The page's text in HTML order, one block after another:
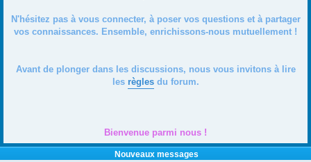
N'hésitez pas à vous connecter, à poser vos questions et à partager
vos connaissances. Ensemble, enrichissons-nous mutuellement !
Avant de plonger dans les discussions, nous vous invitons à lire
les règlesdu forum.
Bienvenue parmi nous !
Nouveaux messages